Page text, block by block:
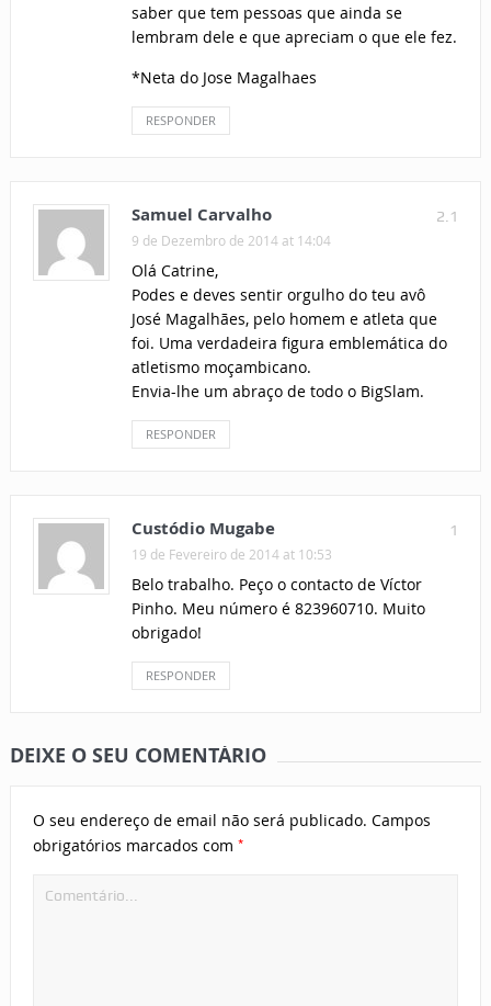
saber que tem pessoas que ainda se
lembram dele e que apreciam o que ele fez.
*Neta do Jose Magalhaes
RESPONDER
2.1
Samuel Carvalho
9 de Dezembro de 2014 at 14:04
Olá Catrine,
Podes e deves sentir orgulho do teu avô
José Magalhães, pelo homem e atleta que
foi. Uma verdadeira figura emblemática do
atletismo moçambicano.
Envia-lhe um abraço de todo o BigSlam.
RESPONDER
1
Custódio Mugabe
19 de Fevereiro de 2014 at 10:53
Belo trabalho. Peço o contacto de Víctor
Pinho. Meu número é 823960710. Muito
obrigado!
RESPONDER
DEIXE O SEU COMENTÁRIO
O seu endereço de email não será publicado. Campos
obrigatórios marcados com *